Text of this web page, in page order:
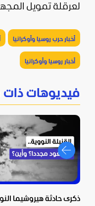
لعرقلة تمويل
أخبار حرب روسيا وأوكرانيا
أخبار روسيا وأوكرانيا
فيديوهات
ذكرى حادثة هيروشيما